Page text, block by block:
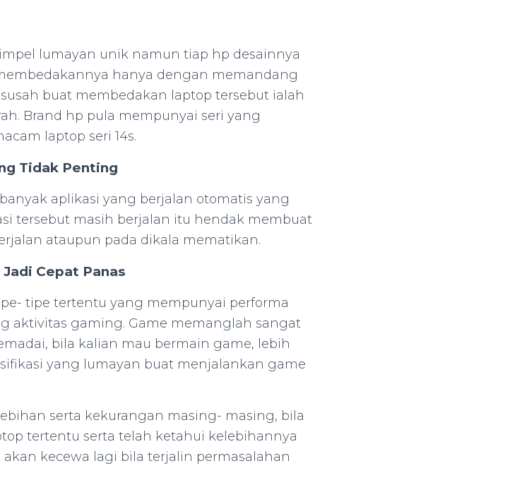
lumayan unik namun tiap hp desainnya
hanya dengan memandang
buat membedakan laptop tersebut ialah
Brand hp pula mempunyai seri yang
laptop seri 14s.
Tidak Penting
aplikasi yang berjalan otomatis yang
tersebut masih berjalan itu hendak membuat
ataupun pada dikala mematikan.
Cepat Panas
tipe tertentu yang mempunyai performa
aktivitas gaming. Game memanglah sangat
bila kalian mau bermain game, lebih
yang lumayan buat menjalankan game
serta kekurangan masing- masing, bila
tertentu serta telah ketahui kelebihannya
kecewa lagi bila terjalin permasalahan